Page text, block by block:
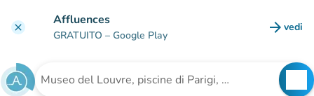
clear Affluences
GRATUITO – Google Play arrow_forward vedi
Cerca una struttura